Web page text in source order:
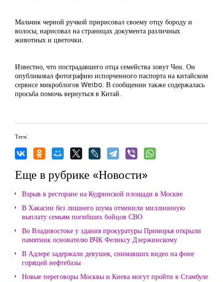
Мальчик черной ручкой пририсовал своему отцу бороду и
волосы, нарисовал на страницах документа различных
животных и цветочки.
Известно, что пострадавшего отца семейства зовут Чен. Он
опубликовал фотографию испорченного паспорта на китайском
сервисе микроблогов Weibo. В сообщении также содержалась
просьба помочь вернуться в Китай.
Теги:
Еще в рубрике «Новости»
Взрыв в ресторане на Кудринской площади в Москве
В Хакасии без лишнего шума отменили миллионную
выплату семьям погибших бойцов СВО
Во Владивостоке у здания прокуратуры Приморья открыли
памятник основателю ВЧК Феликсу Дзержинскому
В Адлере задержали девушек, снимавших видео на фоне
горящей нефтебазы
Новые переговоры Москвы и Киева могут пройти в Стамбуле